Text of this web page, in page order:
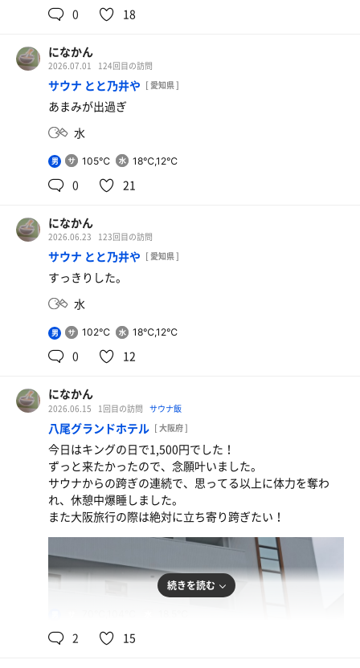
0 18
になかん
2026.07.01 124回目の訪問
サウナ とと乃井や [ 愛知県 ]
あまみが出過ぎ
水
男 105℃ 18℃,12℃
0 21
になかん
2026.06.23 123回目の訪問
サウナ とと乃井や [ 愛知県 ]
すっきりした。
水
男 102℃ 18℃,12℃
0 12
になかん
2026.06.15 1回目の訪問 サウナ飯
八尾グランドホテル [ 大阪府 ]
今日はキングの日で1,500円でした！
ずっと来たかったので、念願叶いました。
サウナからの跨ぎの連続で、思ってる以上に体力を奪わ
れ、休憩中爆睡しました。
また大阪旅行の際は絶対に立ち寄り跨ぎたい！
続きを読む
2 15